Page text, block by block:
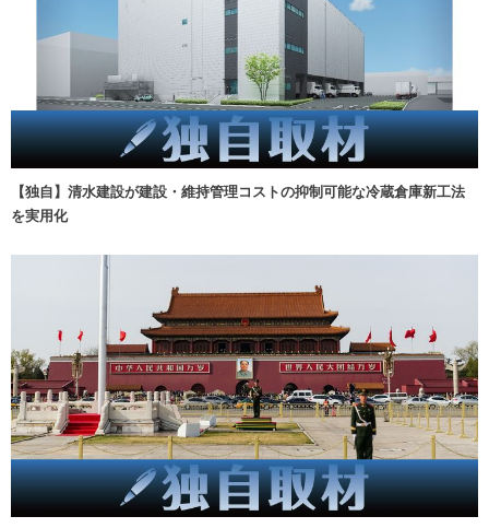
【独自】清水建設が建設・維持管理コストの抑制可能な冷蔵倉庫新工法
を実用化